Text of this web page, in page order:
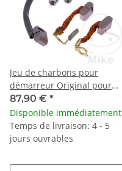
Jeu de charbons pour
démarreur Original pour
Yamaha MT-01 1700 XV 1700
1900 # 2003-2012
87,90 € *
Disponible immédiatement
Temps de livraison: 4 - 5
jours ouvrables